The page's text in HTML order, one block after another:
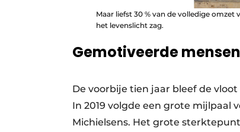
Maar liefst 30 % van de volledige
het levenslicht zag.
Gemotiveerde mensen
De voorbije tien jaar bleef de
In 2019 volgde een grote mijlpaal
Michielsens. Het grote